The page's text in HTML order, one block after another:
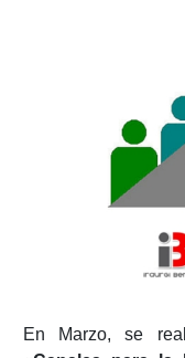
En Marzo, se